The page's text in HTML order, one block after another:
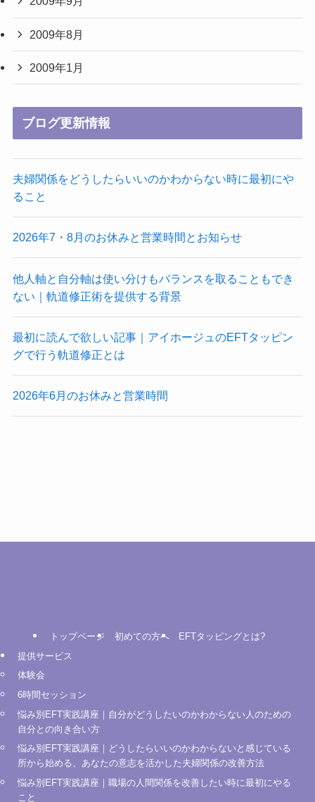
2009年8月
2009年1月
ブログ更新情報
夫婦関係をどうしたらいいのかわからない時に最初にや
ること
2026年7・8月のお休みと営業時間とお知らせ
他人軸と自分軸は使い分けもバランスを取ることもでき
ない｜軌道修正術を提供する背景
最初に読んで欲しい記事｜アイホージュのEFTタッピン
グで行う軌道修正とは
2026年6月のお休みと営業時間
トップページ 初めての方へ
EFTタッピングとは?
提供サービス
体験会
6時間セッション
悩み別EFT実践講座｜自分がどうしたいのかわからない人のための
自分との向き合い方
悩み別EFT実践講座｜どうしたらいいのかわからないと感じている
所から始める、あなたの意志を活かした夫婦関係の改善方法
悩み別EFT実践講座｜職場の人間関係を改善したい時に最初にやる
こと